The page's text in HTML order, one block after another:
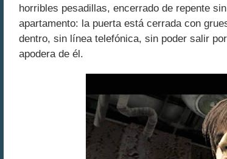
horribles pesadillas, encerrado de repente
apartamento: la puerta está cerrada con
dentro, sin línea telefónica, sin poder salir
apodera de él.